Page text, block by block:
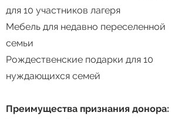
для 10 участников лагеря
Мебель для недавно переселенной
семьи
Рождественские подарки для 10
нуждающихся семей
Преимущества признания донора: